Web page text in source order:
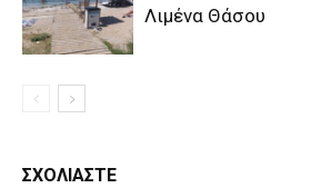
Λιμένα Θάσου
ΣΧΟΛΙΑΣΤΕ